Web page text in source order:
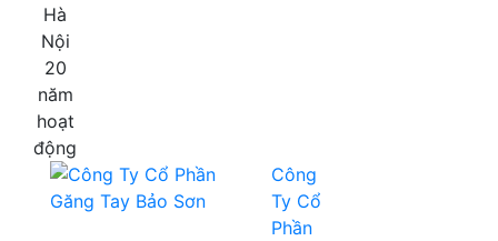
Hà
Nội
20
năm
hoạt
động
Công
Ty Cổ
Phần